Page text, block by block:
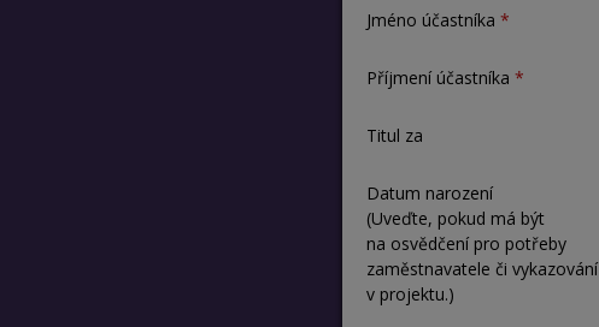
Jméno účastníka
Příjmení účastníka
Titul za
Datum narození
(Uveďte, pokud má být
na osvědčení pro potřeby
zaměstnavatele či vykazování
v projektu.)